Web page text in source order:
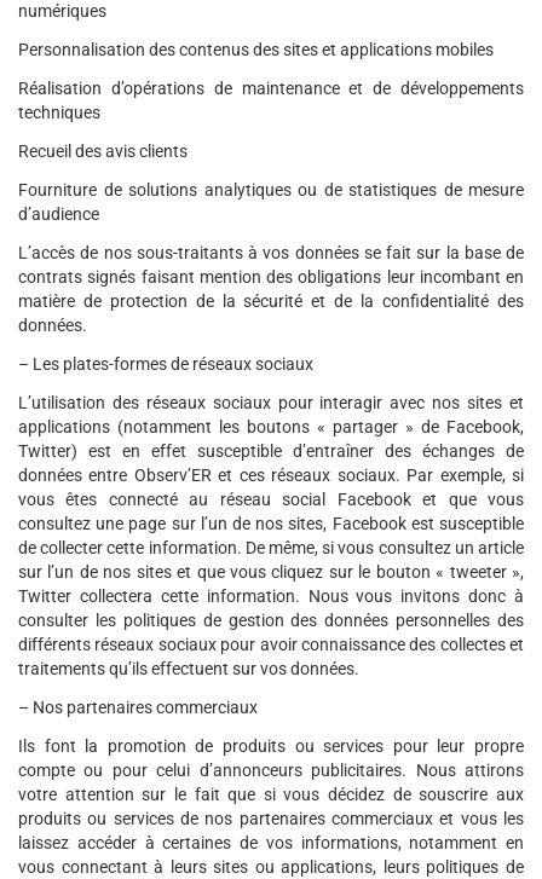
numériques
Personnalisation des contenus des sites et applications mobiles
Réalisation d’opérations de maintenance et de développements
techniques
Recueil des avis clients
Fourniture de solutions analytiques ou de statistiques de mesure
d’audience
L’accès de nos sous-traitants à vos données se fait sur la base de
contrats signés faisant mention des obligations leur incombant en
matière de protection de la sécurité et de la confidentialité des
données.
– Les plates-formes de réseaux sociaux
L’utilisation des réseaux sociaux pour interagir avec nos sites et
applications (notamment les boutons « partager » de Facebook,
Twitter) est en effet susceptible d’entraîner des échanges de
données entre Observ’ER et ces réseaux sociaux. Par exemple, si
vous êtes connecté au réseau social Facebook et que vous
consultez une page sur l’un de nos sites, Facebook est susceptible
de collecter cette information. De même, si vous consultez un article
sur l’un de nos sites et que vous cliquez sur le bouton « tweeter »,
Twitter collectera cette information. Nous vous invitons donc à
consulter les politiques de gestion des données personnelles des
différents réseaux sociaux pour avoir connaissance des collectes et
traitements qu’ils effectuent sur vos données.
– Nos partenaires commerciaux
Ils font la promotion de produits ou services pour leur propre
compte ou pour celui d’annonceurs publicitaires. Nous attirons
votre attention sur le fait que si vous décidez de souscrire aux
produits ou services de nos partenaires commerciaux et vous les
laissez accéder à certaines de vos informations, notamment en
vous connectant à leurs sites ou applications, leurs politiques de